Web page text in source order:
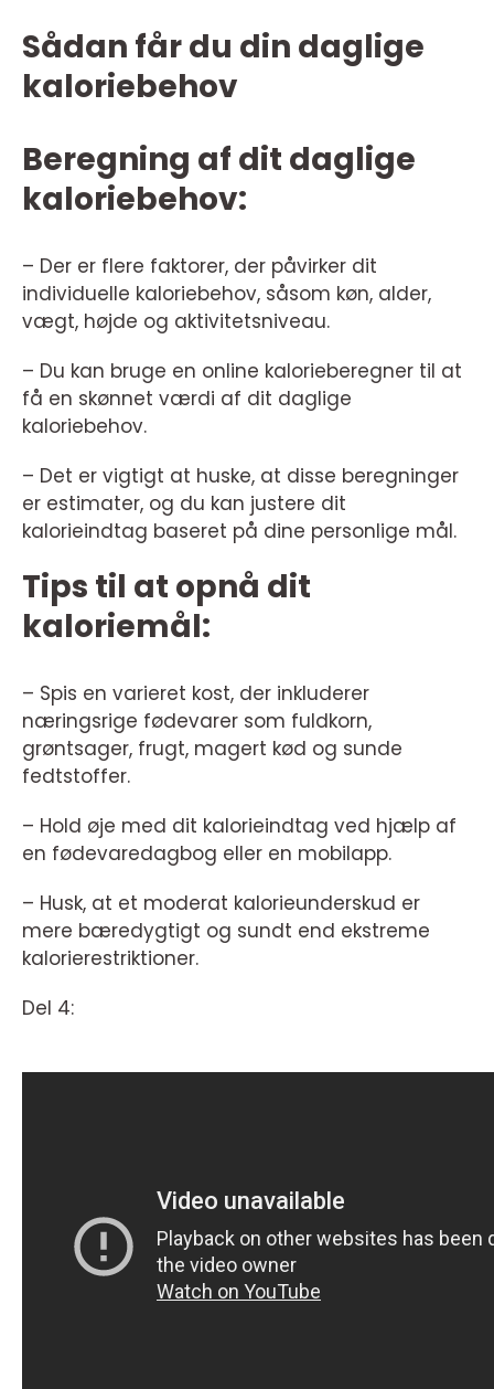
Sådan får du din daglige
kaloriebehov
Beregning af dit daglige
kaloriebehov:
– Der er flere faktorer, der påvirker dit
individuelle kaloriebehov, såsom køn, alder,
vægt, højde og aktivitetsniveau.
– Du kan bruge en online kalorieberegner til at
få en skønnet værdi af dit daglige
kaloriebehov.
– Det er vigtigt at huske, at disse beregninger
er estimater, og du kan justere dit
kalorieindtag baseret på dine personlige mål.
Tips til at opnå dit
kaloriemål:
– Spis en varieret kost, der inkluderer
næringsrige fødevarer som fuldkorn,
grøntsager, frugt, magert kød og sunde
fedtstoffer.
– Hold øje med dit kalorieindtag ved hjælp af
en fødevaredagbog eller en mobilapp.
– Husk, at et moderat kalorieunderskud er
mere bæredygtigt og sundt end ekstreme
kalorierestriktioner.
Del 4: